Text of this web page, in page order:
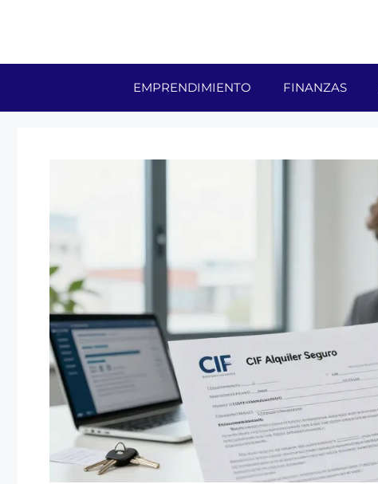
EMPRENDIMIENTO FINANZAS